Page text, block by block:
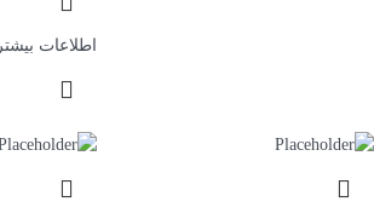
اطلاعات بیشتر